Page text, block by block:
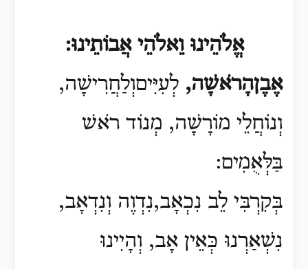
אֱלֹהֵינוּ וֵאלֹהֵי אֲבוֹתֵינוּ:
אֶבֶןהָרֹאשָׁה, לְעִיִּיםוְלַחֲרִישָׁה,
וְנוֹחֲלֵי מוֹרָשָׁה, מְנוֹד רֹאשׁ
בַּלְּאֻמִים:
בְּקִרְבִּי לֵב נִכְאָב,נִדְוֶה וְנִדְאָב,
נִשְׁאַרְנוּ כְּאֵין אָב, וְהָיִינוּ